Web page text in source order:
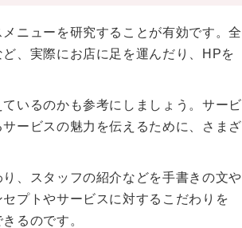
ニューを研究することが有効です。全
、実際にお店に足を運んだり、HPを
いるのかも参考にしましょう。サービ
ービスの魅力を伝えるために、さまざ
、スタッフの紹介などを手書きの文や
プトやサービスに対するこだわりを
るのです。